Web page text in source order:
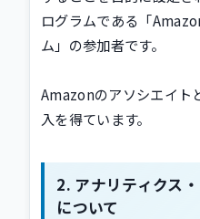
ログラムである「
ム」の参加者です。
Amazonのアソシエイト
入を得ています。
アナリティクス
について